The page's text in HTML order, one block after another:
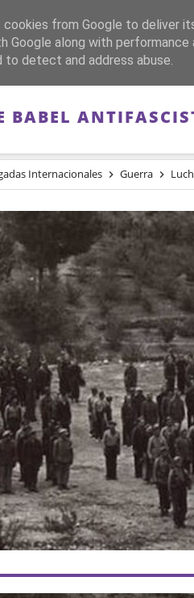
PORTADA REPÚBLICA
BABEL
Internacionales Guerra
cookies from Google to deliver
Google along with
to detect and address abuse.